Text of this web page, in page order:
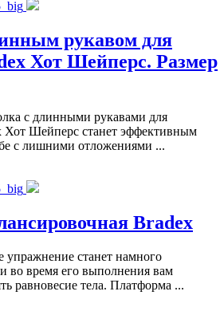
рукавом для
Хот Шейперс. Размер
с длинными рукавами для
Хот Шейперс станет эффективным
с лишними отложениями ...
Bradex
упражнение станет намного
во время его выполнения вам
равновесие тела. Платформа ...